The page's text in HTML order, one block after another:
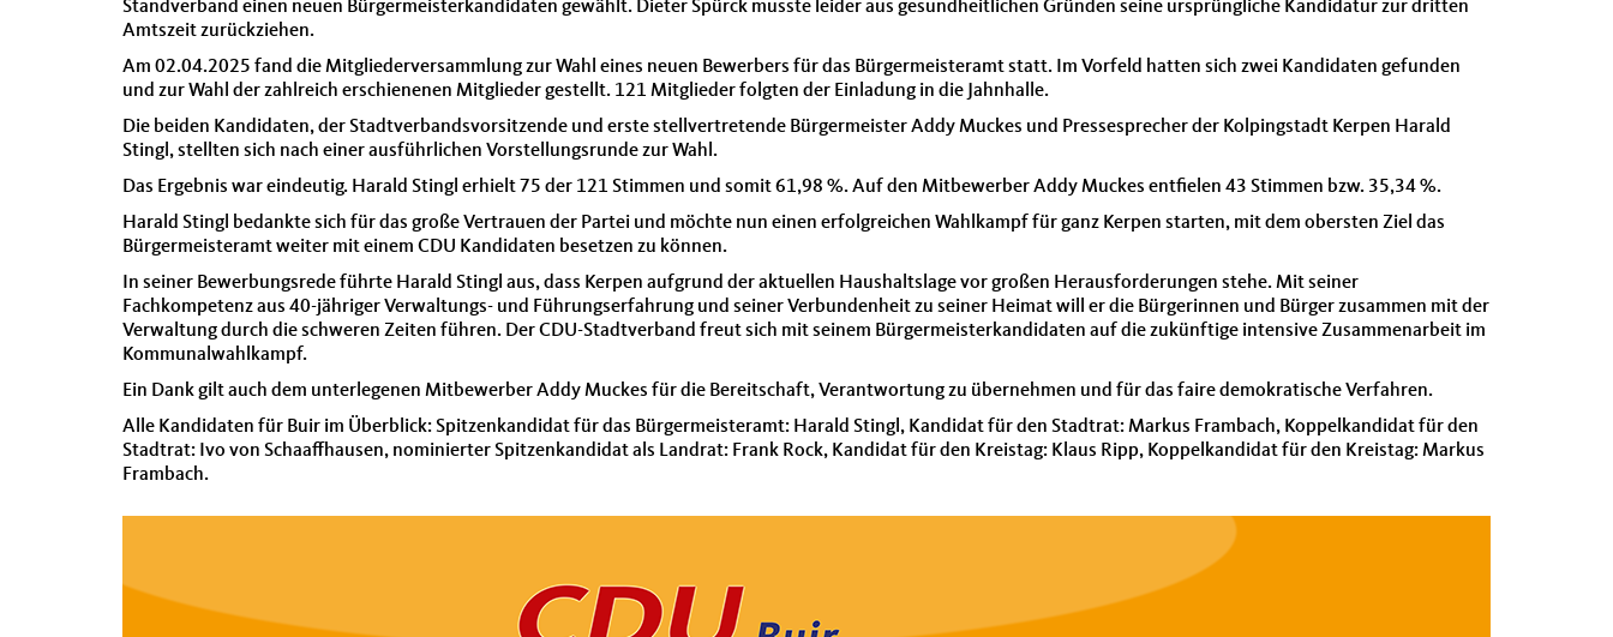
Standverband einen neuen Bürgermeisterkandidaten gewählt. Dieter Spürck musste leider aus gesundheitlichen Gründen seine ursprüngliche Kandidatur zur dritten
Amtszeit zurückziehen.
Am 02.04.2025 fand die Mitgliederversammlung zur Wahl eines neuen Bewerbers für das Bürgermeisteramt statt. Im Vorfeld hatten sich zwei Kandidaten gefunden
und zur Wahl der zahlreich erschienenen Mitglieder gestellt. 121 Mitglieder folgten der Einladung in die Jahnhalle.
Die beiden Kandidaten, der Stadtverbandsvorsitzende und erste stellvertretende Bürgermeister Addy Muckes und Pressesprecher der Kolpingstadt Kerpen Harald
Stingl, stellten sich nach einer ausführlichen Vorstellungsrunde zur Wahl.
Das Ergebnis war eindeutig. Harald Stingl erhielt 75 der 121 Stimmen und somit 61,98 %. Auf den Mitbewerber Addy Muckes entfielen 43 Stimmen bzw. 35,34 %.
Harald Stingl bedankte sich für das große Vertrauen der Partei und möchte nun einen erfolgreichen Wahlkampf für ganz Kerpen starten, mit dem obersten Ziel das
Bürgermeisteramt weiter mit einem CDU Kandidaten besetzen zu können.
In seiner Bewerbungsrede führte Harald Stingl aus, dass Kerpen aufgrund der aktuellen Haushaltslage vor großen Herausforderungen stehe. Mit seiner
Fachkompetenz aus 40-jähriger Verwaltungs- und Führungserfahrung und seiner Verbundenheit zu seiner Heimat will er die Bürgerinnen und Bürger zusammen mit der
Verwaltung durch die schweren Zeiten führen. Der CDU-Stadtverband freut sich mit seinem Bürgermeisterkandidaten auf die zukünftige intensive Zusammenarbeit im
Kommunalwahlkampf.
Ein Dank gilt auch dem unterlegenen Mitbewerber Addy Muckes für die Bereitschaft, Verantwortung zu übernehmen und für das faire demokratische Verfahren.
Alle Kandidaten für Buir im Überblick: Spitzenkandidat für das Bürgermeisteramt: Harald Stingl, Kandidat für den Stadtrat: Markus Frambach, Koppelkandidat für den
Stadtrat: Ivo von Schaaffhausen, nominierter Spitzenkandidat als Landrat: Frank Rock, Kandidat für den Kreistag: Klaus Ripp, Koppelkandidat für den Kreistag: Markus
Frambach.